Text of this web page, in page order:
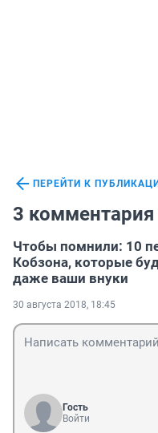
ПЕРЕЙТИ К
3
Чтобы помнили: 10
Кобзона, которые
даже ваши внуки
30 августа 2018, 18:45
Гость
Войти